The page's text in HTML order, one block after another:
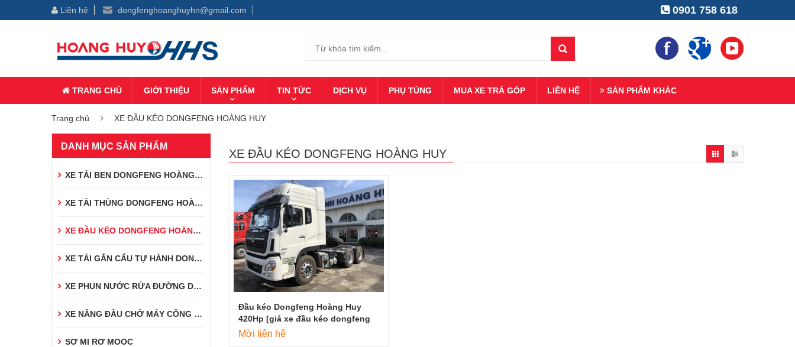
Liên hệ dongfenghoanghuyhn@gmail.com 0901 758 618
TRANG CHỦ GIỚI THIỆU SẢN PHẨM TIN TỨC DỊCH VỤ PHỤ TÙNG MUA XE TRẢ GÓP LIÊN HỆ SẢN PHẨM KHÁC
Trang chủ XE ĐẦU KÉO DONGFENG HOÀNG HUY
XE ĐẦU KÉO DONGFENG HOÀNG HUY
Đầu kéo Dongfeng Hoàng Huy
420Hp [giá xe đầu kéo dongfeng
2023]
Mời liên hệ
DANH MỤC SẢN PHẨM
XE TẢI BEN DONGFENG HOÀNG HUY
XE TẢI THÙNG DONGFENG HOÀNG HUY
XE ĐẦU KÉO DONGFENG HOÀNG HUY
XE TẢI GẮN CẨU TỰ HÀNH DONGFENG
XE PHUN NƯỚC RỬA ĐƯỜNG DONGFENG
XE NÂNG ĐẦU CHỞ MÁY CÔNG TRÌNH DONGFENG
SƠ MI RƠ MOOC